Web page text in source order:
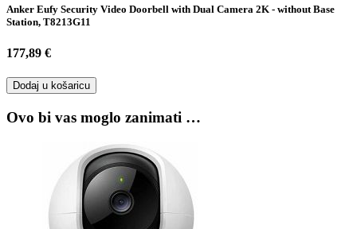
Anker Eufy Security Video Doorbell with Dual Camera 2K - without Base
Station, T8213G11
177,89 €
Dodaj u košaricu
Ovo bi vas moglo zanimati …